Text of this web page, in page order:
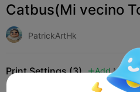
Catbus(Mi vecino
PatrickArtHk
Print Settings (3) Add